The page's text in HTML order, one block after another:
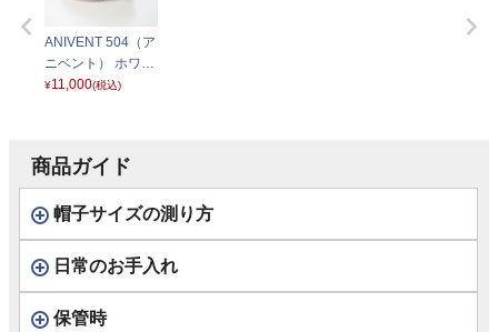
ANIVENT 504（ア
ニベント） ホワイ
ト
¥11,000(税込)
商品ガイド
帽子サイズの測り方
日常のお手入れ
保管時